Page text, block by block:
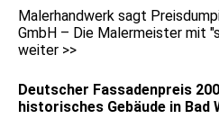
Malerhandwerk sagt
GmbH – Die Malermeister mit
weiter >>
Deutscher Fassadenpreis
historisches Gebäude in Bad